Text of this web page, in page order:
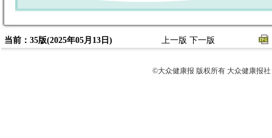
当前：35版(2025年05月13日) 上一版 下一版